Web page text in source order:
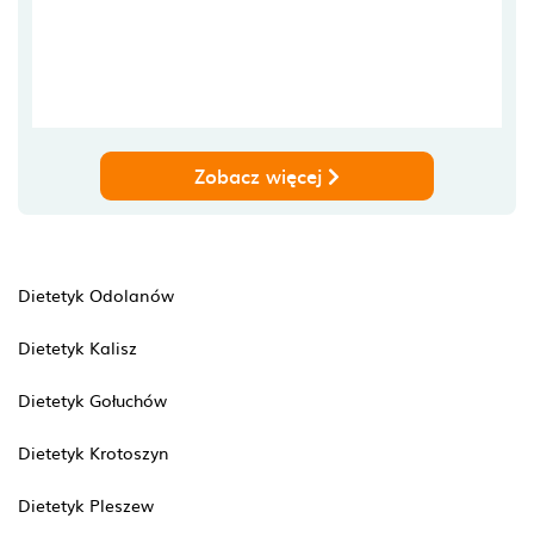
Zobacz więcej
Dietetyk Odolanów
Dietetyk Kalisz
Dietetyk Gołuchów
Dietetyk Krotoszyn
Dietetyk Pleszew